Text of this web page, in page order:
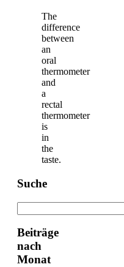
The
difference
between
an
oral
thermometer
and
a
rectal
thermometer
is
in
the
taste.
Suche
Beiträge
nach
Monat